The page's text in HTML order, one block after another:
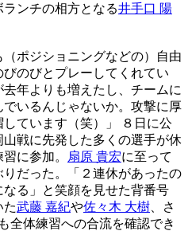
ンチの相方となる井手口 陽
（ポジショニングなどの）自由
のびとプレーしてくれてい
年よりも増えたし、チームに
いるんじゃないか。攻撃に厚
ています（笑）」 ８日に公
戦に先発した多くの選手が休
に参加。
扇原 貴宏に至って
だった。「２連休があったの
る」と笑顔を見せた背番号
た武藤 嘉紀や佐々木 大樹 、さ
全体練習への合流を確認でき